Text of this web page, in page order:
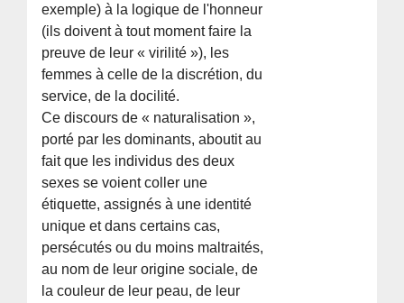
exemple) à la logique de l'honneur
(ils doivent à tout moment faire la
preuve de leur « virilité »), les
femmes à celle de la discrétion, du
service, de la docilité.
Ce discours de « naturalisation »,
porté par les dominants, aboutit au
fait que les individus des deux
sexes se voient coller une
étiquette, assignés à une identité
unique et dans certains cas,
persécutés ou du moins maltraités,
au nom de leur origine sociale, de
la couleur de leur peau, de leur